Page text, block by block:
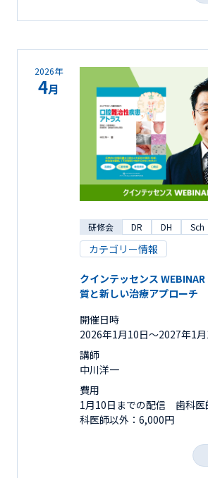
2026年
4月
研修会 DR DH Sch
カテゴリー情報
クインテッセンス
質と新しい治療アプローチ
開催日時
2026年1月10日〜2027年1
講師
中川洋一
費用
1月10日までの配信 歯科
科医師以外：6,000円